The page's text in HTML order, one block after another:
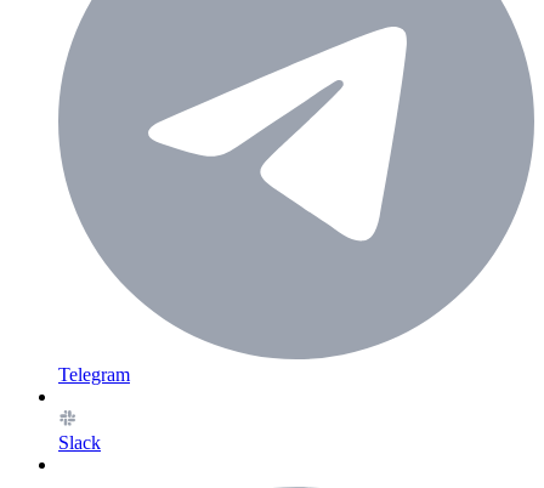
Telegram
Slack